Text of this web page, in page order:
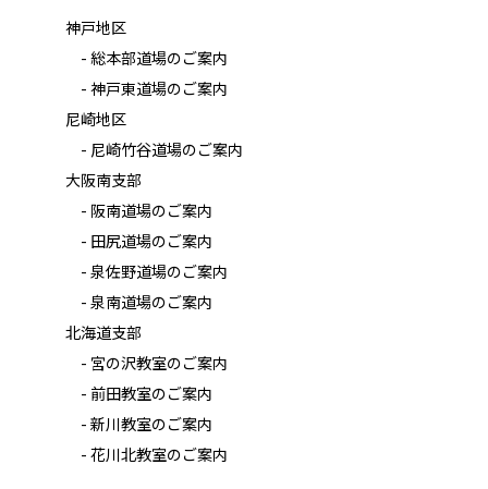
神戸地区
- 総本部道場のご案内
- 神戸東道場のご案内
尼崎地区
- 尼崎竹谷道場のご案内
大阪南支部
- 阪南道場のご案内
- 田尻道場のご案内
- 泉佐野道場のご案内
- 泉南道場のご案内
北海道支部
- 宮の沢教室のご案内
- 前田教室のご案内
- 新川教室のご案内
- 花川北教室のご案内